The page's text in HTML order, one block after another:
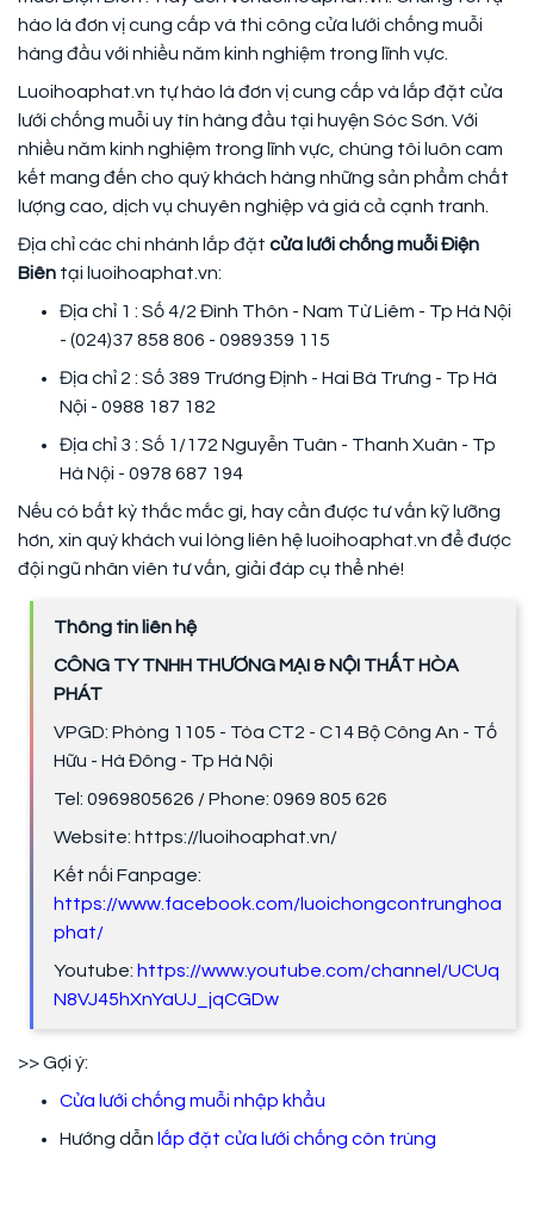
hào là đơn vị cung cấp và thi công cửa lưới chống muỗi
hàng đầu với nhiều năm kinh nghiệm trong lĩnh vực.
Luoihoaphat.vn tự hào là đơn vị cung cấp và lắp đặt cửa
lưới chống muỗi uy tín hàng đầu tại huyện Sóc Sơn. Với
nhiều năm kinh nghiệm trong lĩnh vực, chúng tôi luôn cam
kết mang đến cho quý khách hàng những sản phẩm chất
lượng cao, dịch vụ chuyên nghiệp và giá cả cạnh tranh.
Địa chỉ các chi nhánh lắp đặt cửa lưới chống muỗi Điện
Biên tại luoihoaphat.vn:
Địa chỉ 1 : Số 4/2 Đình Thôn - Nam Từ Liêm - Tp Hà Nội
- (024)37 858 806 - 0989359 115
Địa chỉ 2 : Số 389 Trương Định - Hai Bà Trưng - Tp Hà
Nội - 0988 187 182
Địa chỉ 3 : Số 1/172 Nguyễn Tuân - Thanh Xuân - Tp
Hà Nội - 0978 687 194
Nếu có bất kỳ thắc mắc gì, hay cần được tư vấn kỹ lưỡng
hơn, xin quý khách vui lòng liên hệ luoihoaphat.vn để được
đội ngũ nhân viên tư vấn, giải đáp cụ thể nhé!
Thông tin liên hệ
CÔNG TY TNHH THƯƠNG MẠI & NỘI THẤT HÒA
PHÁT
VPGD: Phòng 1105 - Tòa CT2 - C14 Bộ Công An - Tố
Hữu - Hà Đông - Tp Hà Nội
Tel: 0969805626 / Phone: 0969 805 626
Website: https://luoihoaphat.vn/
Kết nối Fanpage:
https://www.facebook.com/luoichongcontrunghoa
phat/
Youtube: https://www.youtube.com/channel/UCUq
N8VJ45hXnYaUJ_jqCGDw
>> Gợi ý:
Cửa lưới chống muỗi nhập khẩu
Hướng dẫn lắp đặt cửa lưới chống côn trùng